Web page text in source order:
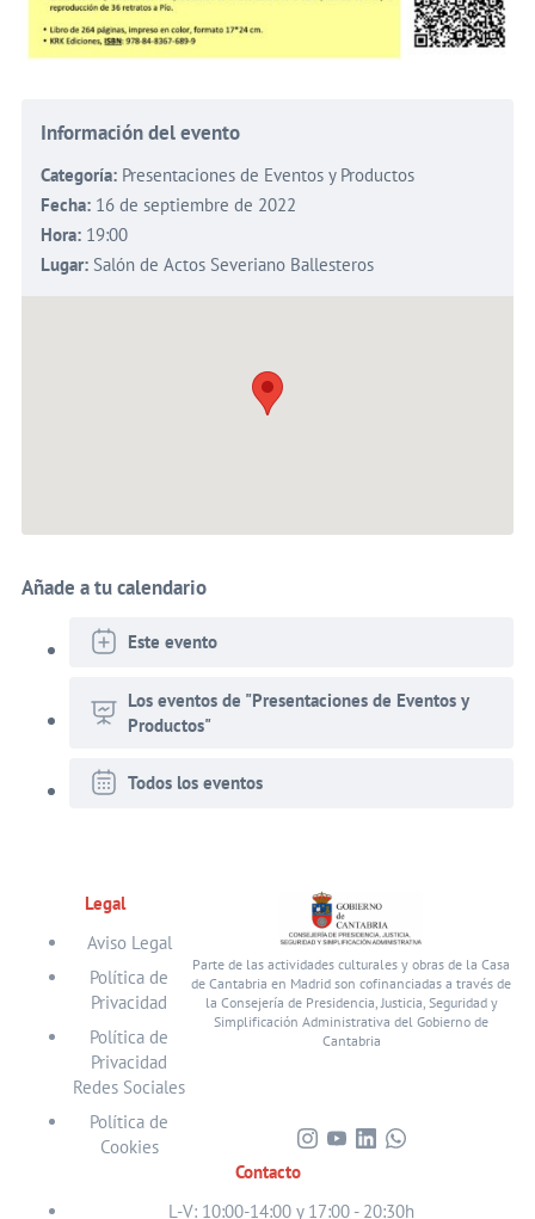
Información del evento
Categoría: Presentaciones de Eventos y Productos
Fecha: 16 de septiembre de 2022
Hora: 19:00
Lugar: Salón de Actos Severiano Ballesteros
Añade a tu calendario
Este evento
Los eventos de "Presentaciones de Eventos y
Productos"
Todos los eventos
Legal
Aviso Legal
Política de
Privacidad
Política de
Privacidad
Redes Sociales
Política de
Cookies
Parte de las actividades culturales y obras de la Casa
de Cantabria en Madrid son cofinanciadas a través de
la Consejería de Presidencia, Justicia, Seguridad y
Simplificación Administrativa del Gobierno de
Cantabria
Visita
perfil
Visita
perfil
Visita
perfil
Visita
perfil
Contacto
L-V: 10:00-14:00 y 17:00 - 20:30h